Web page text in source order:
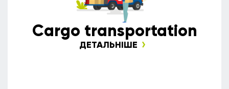
Сargo transportation
ДЕТАЛЬНІШЕ